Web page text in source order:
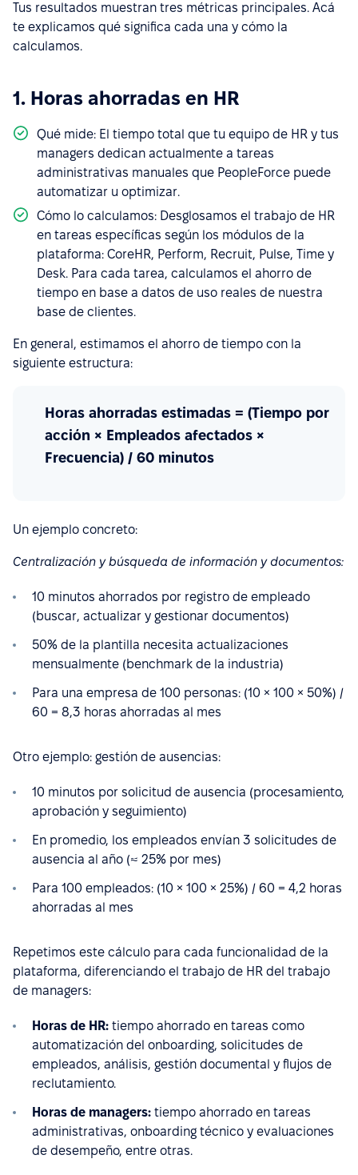
Tus resultados muestran tres métricas principales. Acá
te explicamos qué significa cada una y cómo la
calculamos.
1. Horas ahorradas en HR
Qué mide: El tiempo total que tu equipo de HR y tus
managers dedican actualmente a tareas
administrativas manuales que PeopleForce puede
automatizar u optimizar.
Cómo lo calculamos: Desglosamos el trabajo de HR
en tareas específicas según los módulos de la
plataforma: CoreHR, Perform, Recruit, Pulse, Time y
Desk. Para cada tarea, calculamos el ahorro de
tiempo en base a datos de uso reales de nuestra
base de clientes.
En general, estimamos el ahorro de tiempo con la
siguiente estructura:
Horas ahorradas estimadas = (Tiempo por
acción × Empleados afectados ×
Frecuencia) / 60 minutos
Un ejemplo concreto:
Centralización y búsqueda de información y documentos:
10 minutos ahorrados por registro de empleado
(buscar, actualizar y gestionar documentos)
50% de la plantilla necesita actualizaciones
mensualmente (benchmark de la industria)
Para una empresa de 100 personas: (10 × 100 × 50%) /
60 = 8,3 horas ahorradas al mes
Otro ejemplo: gestión de ausencias:
10 minutos por solicitud de ausencia (procesamiento,
aprobación y seguimiento)
En promedio, los empleados envían 3 solicitudes de
ausencia al año (≈ 25% por mes)
Para 100 empleados: (10 × 100 × 25%) / 60 = 4,2 horas
ahorradas al mes
Repetimos este cálculo para cada funcionalidad de la
plataforma, diferenciando el trabajo de HR del trabajo
de managers:
Horas de HR: tiempo ahorrado en tareas como
automatización del onboarding, solicitudes de
empleados, análisis, gestión documental y flujos de
reclutamiento.
Horas de managers: tiempo ahorrado en tareas
administrativas, onboarding técnico y evaluaciones
de desempeño, entre otras.